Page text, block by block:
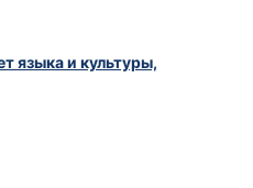
языка и культуры,